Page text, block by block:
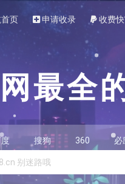
页 申请收录 收费
最全
搜狗 360 必